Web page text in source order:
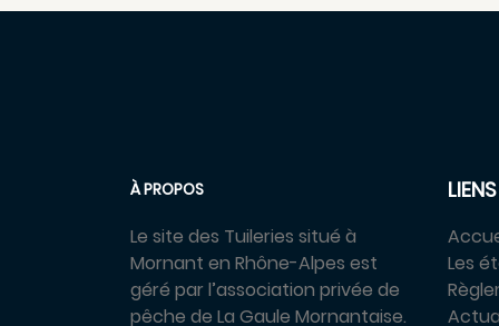
À PROPOS
Le site des Tuileries situé à
Mornant en Rhône-Alpes est
géré par l’association privée de
pêche de La Gaule Mornantaise.
Les